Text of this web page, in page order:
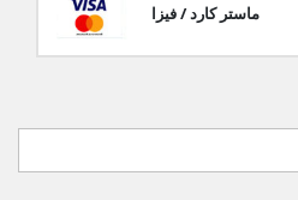
ماستر كارد / فيزا